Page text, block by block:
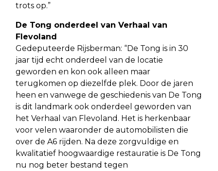
trots op.”
De Tong onderdeel van Verhaal van
Flevoland
Gedeputeerde Rijsberman: “De Tong is in 30
jaar tijd echt onderdeel van de locatie
geworden en kon ook alleen maar
terugkomen op diezelfde plek. Door de jaren
heen en vanwege de geschiedenis van De Tong
is dit landmark ook onderdeel geworden van
het Verhaal van Flevoland. Het is herkenbaar
voor velen waaronder de automobilisten die
over de A6 rijden. Na deze zorgvuldige en
kwalitatief hoogwaardige restauratie is De Tong
nu nog beter bestand tegen